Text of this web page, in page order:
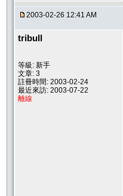
2003-02-26 12:41 AM
tribull
等級: 新手
文章: 3
註冊時間: 2003-02-24
最近來訪: 2003-07-22
離線